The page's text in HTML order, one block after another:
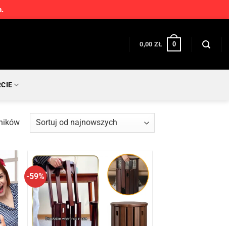
0,00 ZŁ 0
Posortowane
według
-59%